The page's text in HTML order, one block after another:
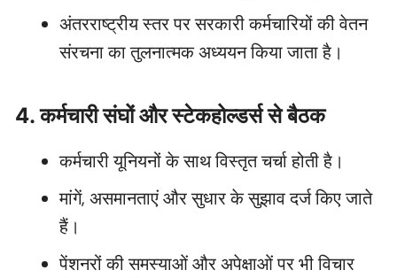
अंतरराष्ट्रीय स्तर पर सरकारी कर्मचारियों की वेतन
संरचना का तुलनात्मक अध्ययन किया जाता है।
4. कर्मचारी संघों और स्टेकहोल्डर्स से बैठक
कर्मचारी यूनियनों के साथ विस्तृत चर्चा होती है।
मांगें, असमानताएं और सुधार के सुझाव दर्ज किए जाते
हैं।
पेंशनरों की समस्याओं और अपेक्षाओं पर भी विचार